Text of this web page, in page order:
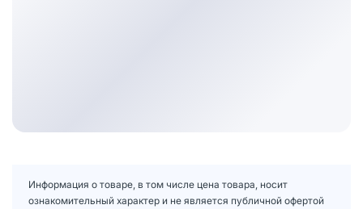
Информация о товаре, в том числе цена товара, носит
ознакомительный характер и не является публичной офертой